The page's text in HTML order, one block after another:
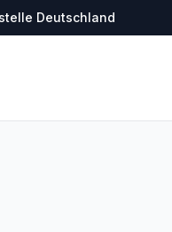
Deutschland